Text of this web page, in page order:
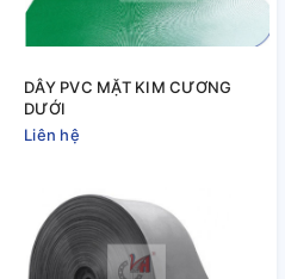
DÂY PVC MẶT KIM CƯƠNG
DƯỚI
Liên hệ